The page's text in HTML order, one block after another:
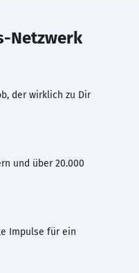
Netzwerk
der wirklich zu Dir
und über 20.000
Impulse für ein